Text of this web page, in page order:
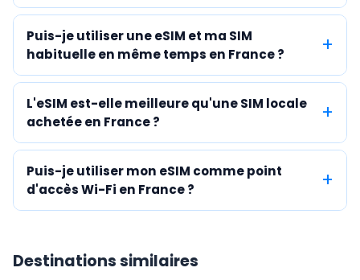
Puis-je utiliser une eSIM et ma SIM
habituelle en même temps en France ?
L'eSIM est-elle meilleure qu'une SIM locale
achetée en France ?
Puis-je utiliser mon eSIM comme point
d'accès Wi-Fi en France ?
Destinations similaires